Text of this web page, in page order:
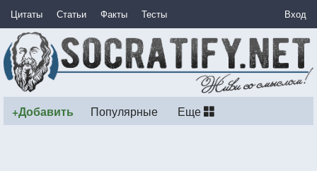
Цитаты Статьи Факты Тесты Вход
+Добавить Популярные Еще